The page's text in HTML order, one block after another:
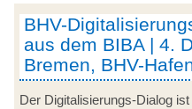
BHV-
aus dem BIBA | 4.
Bremen, BHV-
Der Digitalisierungs-Dialog